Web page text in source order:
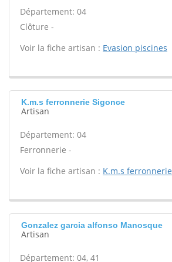
Département: 04
Clôture -
Voir la fiche artisan : Evasion piscines
K.m.s ferronnerie Sigonce
Artisan
Département: 04
Ferronnerie -
Voir la fiche artisan : K.m.s ferronnerie
Gonzalez garcia alfonso Manosque
Artisan
Département: 04, 41